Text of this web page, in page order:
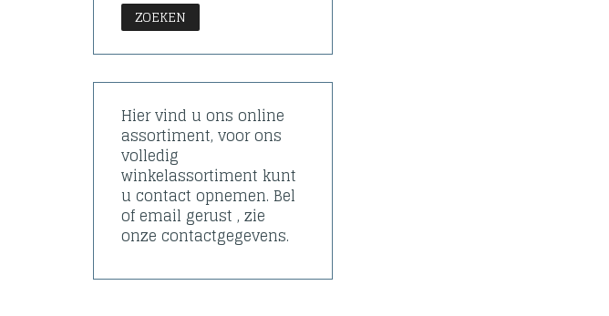
ZOEKEN
Hier vind u ons online
assortiment, voor ons
volledig
winkelassortiment kunt
u contact opnemen. Bel
of email gerust , zie
onze contactgegevens.